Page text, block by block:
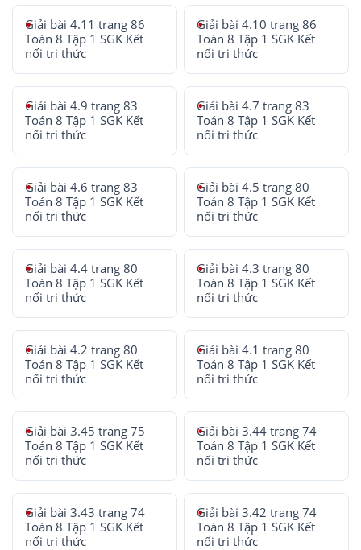
Giải bài 4.11 trang 86
Toán 8 Tập 1 SGK Kết
nối tri thức
Giải bài 4.10 trang 86
Toán 8 Tập 1 SGK Kết
nối tri thức
Giải bài 4.9 trang 83
Toán 8 Tập 1 SGK Kết
nối tri thức
Giải bài 4.7 trang 83
Toán 8 Tập 1 SGK Kết
nối tri thức
Giải bài 4.6 trang 83
Toán 8 Tập 1 SGK Kết
nối tri thức
Giải bài 4.5 trang 80
Toán 8 Tập 1 SGK Kết
nối tri thức
Giải bài 4.4 trang 80
Toán 8 Tập 1 SGK Kết
nối tri thức
Giải bài 4.3 trang 80
Toán 8 Tập 1 SGK Kết
nối tri thức
Giải bài 4.2 trang 80
Toán 8 Tập 1 SGK Kết
nối tri thức
Giải bài 4.1 trang 80
Toán 8 Tập 1 SGK Kết
nối tri thức
Giải bài 3.45 trang 75
Toán 8 Tập 1 SGK Kết
nối tri thức
Giải bài 3.44 trang 74
Toán 8 Tập 1 SGK Kết
nối tri thức
Giải bài 3.43 trang 74
Toán 8 Tập 1 SGK Kết
nối tri thức
Giải bài 3.42 trang 74
Toán 8 Tập 1 SGK Kết
nối tri thức